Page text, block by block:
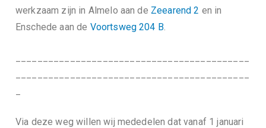
werkzaam zijn in Almelo aan de Zeearend 2 en in
Enschede aan de Voortsweg 204 B.
Via deze weg willen wij mededelen dat vanaf 1 januari